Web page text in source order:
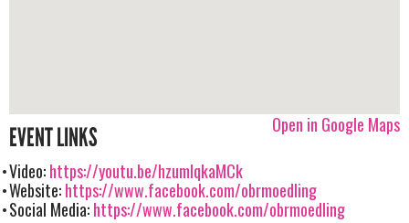
Open in Google Maps
EVENT LINKS
Video:https://youtu.be/hzumIqkaMCk
Website:https://www.facebook.com/obrmoedling
Social Media:https://www.facebook.com/obrmoedling